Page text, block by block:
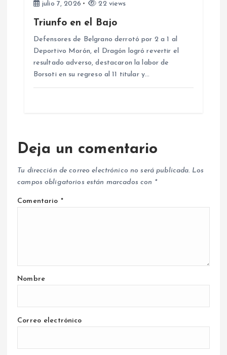
julio 7, 2026 22 views
Triunfo en el Bajo
Defensores de Belgrano derrotó por 2 a 1 al
Deportivo Morón, el Dragón logró revertir el
resultado adverso, destacaron la labor de
Borsoti en su regreso al 11 titular y…
Deja un comentario
Tu dirección de correo electrónico no será publicada. Los
campos obligatorios están marcados con *
Comentario *
Nombre
Correo electrónico